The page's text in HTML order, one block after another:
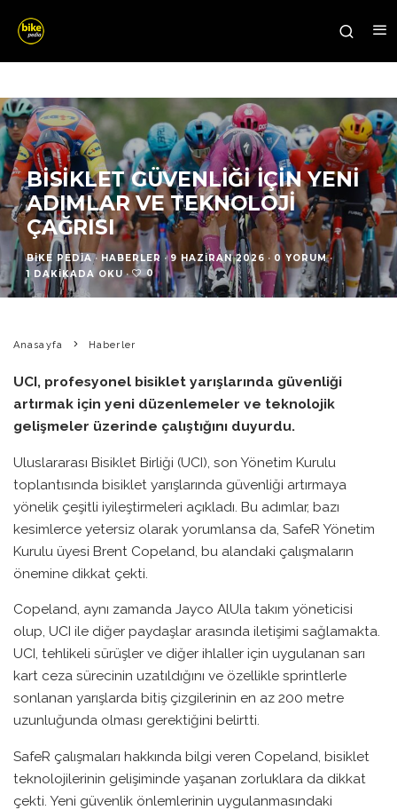
BISIKLET GÜVENLIĞI İÇIN YENI
ADIMLAR VE TEKNOLOJI
ÇAĞRISI
BIKE PEDIA · HABERLER · 9 HAZIRAN 2026 · 0 YORUM ·
1 DAKIKADA OKU · 0
Anasayfa Haberler
UCI, profesyonel bisiklet yarışlarında güvenliği
artırmak için yeni düzenlemeler ve teknolojik
gelişmeler üzerinde çalıştığını duyurdu.
Uluslararası Bisiklet Birliği (UCI), son Yönetim Kurulu
toplantısında bisiklet yarışlarında güvenliği artırmaya
yönelik çeşitli iyileştirmeleri açıkladı. Bu adımlar, bazı
kesimlerce yetersiz olarak yorumlansa da, SafeR Yönetim
Kurulu üyesi Brent Copeland, bu alandaki çalışmaların
önemine dikkat çekti.
Copeland, aynı zamanda Jayco AlUla takım yöneticisi
olup, UCI ile diğer paydaşlar arasında iletişimi sağlamakta.
UCI, tehlikeli sürüşler ve diğer ihlaller için uygulanan sarı
kart ceza sürecinin uzatıldığını ve özellikle sprintlerle
sonlanan yarışlarda bitiş çizgilerinin en az 200 metre
uzunluğunda olması gerektiğini belirtti.
SafeR çalışmaları hakkında bilgi veren Copeland, bisiklet
teknolojilerinin gelişiminde yaşanan zorluklara da dikkat
çekti. Yeni güvenlik önlemlerinin uygulanmasındaki